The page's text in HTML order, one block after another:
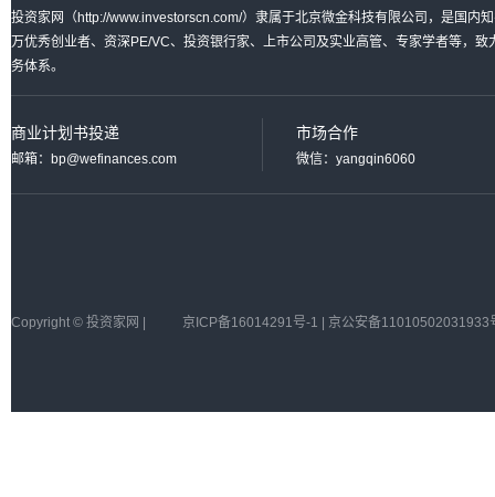
投资家网（http://www.investorscn.com/）隶属于北京微金科技有限公司，是国内
万优秀创业者、资深PE/VC、投资银行家、上市公司及实业高管、专家学者等，
务体系。
商业计划书投递
邮箱：bp@wefinances.com
市场合作
微信：yangqin6060
Copyright © 投资家网 | 京ICP备16014291号-1 | 京公安备11010502031933